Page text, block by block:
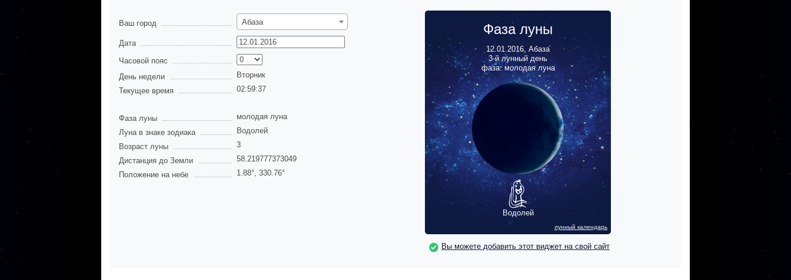
Ваш город Абаза
Дата
Часовой пояс
День недели
Вторник
Текущее время
02:59:38
Фаза луны
молодая луна
Луна в знаке зодиака
Водолей
Возраст луны
3
Дистанция до Земли
58.219777373049
Положение на небе
1.88°, 330.76°
Фаза луны
12.01.2016, Абаза
3-й лунный день
фаза: молодая луна
Водолей
лунный календарь
Вы можете добавить этот виджет на свой сайт